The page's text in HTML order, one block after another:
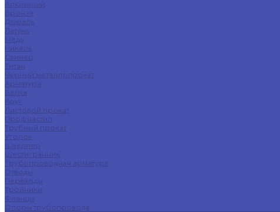
Алюминий
Бронза
Дюраль
Латунь
Медь
Никель
Свинец
Титан
Черный металлопрокат
Арматура
Балка
Круг
Листовой прокат
Профнастил
Трубный прокат
Уголок
Швеллер
Шестигранник
Трубопроводная арматура
Отводы
Переходы
Тройники
Фланцы
Опоры трубопровода